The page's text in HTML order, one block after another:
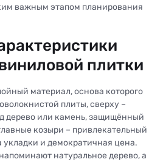
важным этапом планирования
плитки
материал, основа которого
плиты, сверху –
дерево или камень, защищённый
козыри – привлекательный
укладки и демократичная цена.
натуральное дерево, а